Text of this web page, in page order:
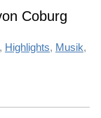
Coburg
, Highlights, Musik,